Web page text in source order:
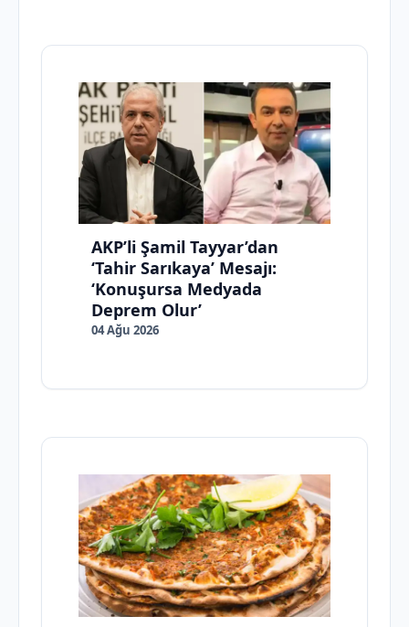
AKP’li Şamil Tayyar’dan
‘Tahir Sarıkaya’ Mesajı:
‘Konuşursa Medyada
Deprem Olur’
04 Ağu 2026